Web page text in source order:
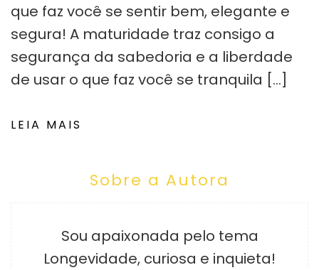
que faz você se sentir bem, elegante e
segura! A maturidade traz consigo a
segurança da sabedoria e a liberdade
de usar o que faz você se tranquila […]
LEIA MAIS
Sobre a Autora
Sou apaixonada pelo tema
Longevidade, curiosa e inquieta!